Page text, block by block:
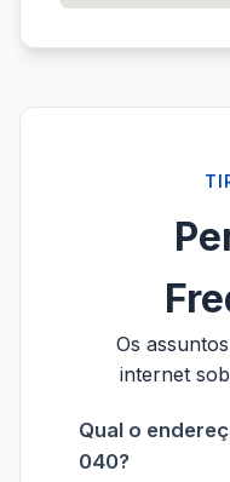
Os
internet
Qual o
040?